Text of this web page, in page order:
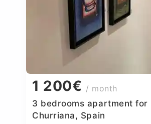
1 200€ / month
3 bedrooms apartment for
Churriana, Spain